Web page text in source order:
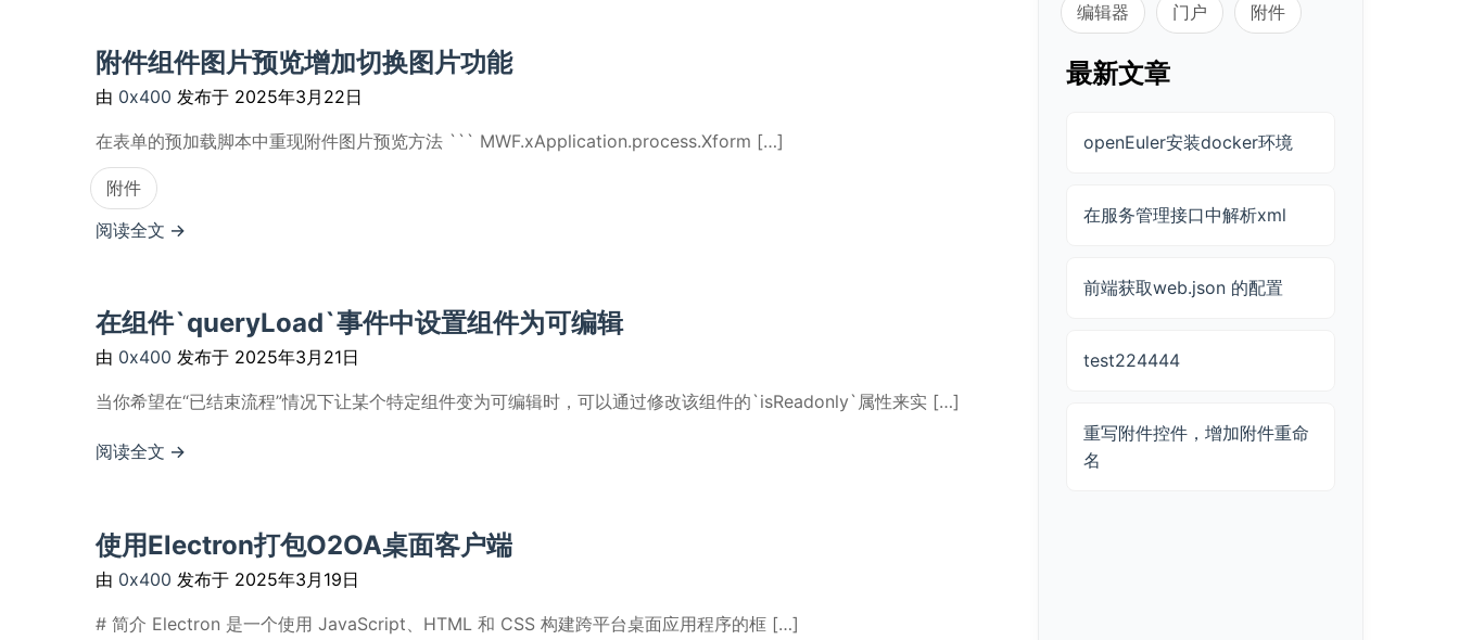
附件组件图片预览增加切换图片功能
由 0x400 发布于 2025年3月22日
在表单的预加载脚本中重现附件图片预览方法 ``` MWF.xApplication.process.Xform […]
附件
阅读全文 →
在组件`queryLoad`事件中设置组件为可编辑
由 0x400 发布于 2025年3月21日
当你希望在“已结束流程”情况下让某个特定组件变为可编辑时，可以通过修改该组件的`isReadonly`属性来实 […]
阅读全文 →
使用Electron打包O2OA桌面客户端
由 0x400 发布于 2025年3月19日
# 简介 Electron 是一个使用 JavaScript、HTML 和 CSS 构建跨平台桌面应用程序的框 […]
编辑器 门户 附件
最新文章
openEuler安装docker环境
在服务管理接口中解析xml
前端获取web.json 的配置
test224444
重写附件控件，增加附件重命
名